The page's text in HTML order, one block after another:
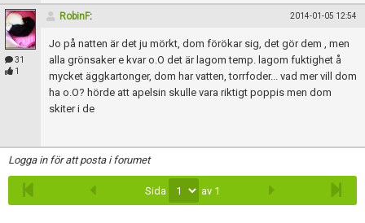
31
1
RobinF: 2014-01-05 12:54
Jo på natten är det ju mörkt, dom förökar sig, det gör dem , men
alla grönsaker e kvar o.O det är lagom temp. lagom fuktighet å
mycket äggkartonger, dom har vatten, torrfoder... vad mer vill dom
ha o.O? hörde att apelsin skulle vara riktigt poppis men dom
skiter i de
Logga in för att posta i forumet
Sida av 1